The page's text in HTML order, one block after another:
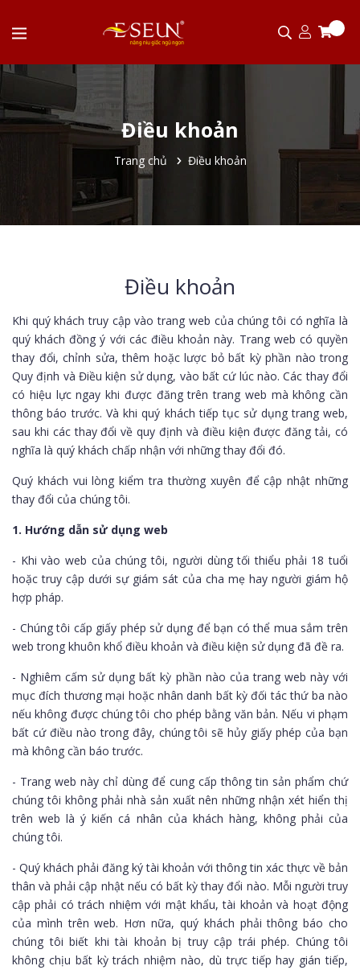
Điều khoản
Trang chủ Điều khoản
Điều khoản
Khi quý khách truy cập vào trang web của chúng tôi có nghĩa là
quý khách đồng ý với các điều khoản này. Trang web có quyền
thay đổi, chỉnh sửa, thêm hoặc lược bỏ bất kỳ phần nào trong
Quy định và Điều kiện sử dụng, vào bất cứ lúc nào. Các thay đổi
có hiệu lực ngay khi được đăng trên trang web mà không cần
thông báo trước. Và khi quý khách tiếp tục sử dụng trang web,
sau khi các thay đổi về quy định và điều kiện được đăng tải, có
nghĩa là quý khách chấp nhận với những thay đổi đó.
Quý khách vui lòng kiểm tra thường xuyên để cập nhật những
thay đổi của chúng tôi.
1. Hướng dẫn sử dụng web
- Khi vào web của chúng tôi, người dùng tối thiểu phải 18 tuổi
hoặc truy cập dưới sự giám sát của cha mẹ hay người giám hộ
hợp pháp.
- Chúng tôi cấp giấy phép sử dụng để bạn có thể mua sắm trên
web trong khuôn khổ điều khoản và điều kiện sử dụng đã đề ra.
- Nghiêm cấm sử dụng bất kỳ phần nào của trang web này với
mục đích thương mại hoặc nhân danh bất kỳ đối tác thứ ba nào
nếu không được chúng tôi cho phép bằng văn bản. Nếu vi phạm
bất cứ điều nào trong đây, chúng tôi sẽ hủy giấy phép của bạn
mà không cần báo trước.
- Trang web này chỉ dùng để cung cấp thông tin sản phẩm chứ
chúng tôi không phải nhà sản xuất nên những nhận xét hiển thị
trên web là ý kiến cá nhân của khách hàng, không phải của
chúng tôi.
- Quý khách phải đăng ký tài khoản với thông tin xác thực về bản
thân và phải cập nhật nếu có bất kỳ thay đổi nào. Mỗi người truy
cập phải có trách nhiệm với mật khẩu, tài khoản và hoạt động
của mình trên web. Hơn nữa, quý khách phải thông báo cho
chúng tôi biết khi tài khoản bị truy cập trái phép. Chúng tôi
không chịu bất kỳ trách nhiệm nào, dù trực tiếp hay gián tiếp,